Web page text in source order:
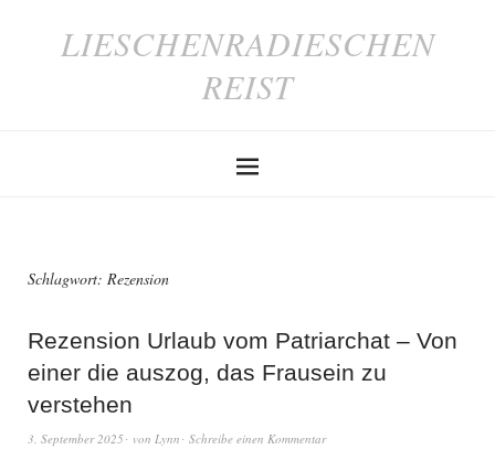
LIESCHENRADIESCHEN
REIST
Schlagwort: Rezension
Rezension Urlaub vom Patriarchat – Von
einer die auszog, das Frausein zu
verstehen
3. September 2025 von Lynn Schreibe einen Kommentar